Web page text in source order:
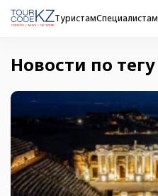
ТуристамСпециалистам
Новости по тегу